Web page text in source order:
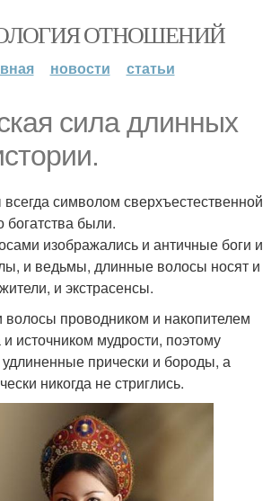
ОТНОШЕНИЙ
новости статьи
сила длинных
символом сверхъестественной
богатства были.
изображались и античные боги и
и ведьмы, длинные волосы носят и
и экстрасенсы.
волосы проводником и накопителем
источником мудрости, поэтому
прически и бороды, а
никогда не стриглись.